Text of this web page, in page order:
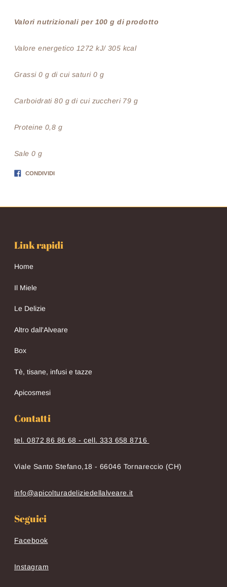
Valori nutrizionali per 100 g di prodotto
Valore energetico 1272 kJ/ 305 kcal
Grassi 0 g di cui saturi 0 g
Carboidrati 80 g di cui zuccheri 79 g
Proteine 0,8 g
Sale 0 g
CONDIVIDICondividi
Link rapidi
Home
Il Miele
Le Delizie
Altro dall'Alveare
Box
Tè, tisane, infusi e tazze
Apicosmesi
Contatti
tel. 0872 86 86 68 - cell. 333 658 8716
Viale Santo Stefano,18 - 66046 Tornareccio (CH)
info@apicolturadeliziedellalveare.it
Seguici
Facebook
Instagram